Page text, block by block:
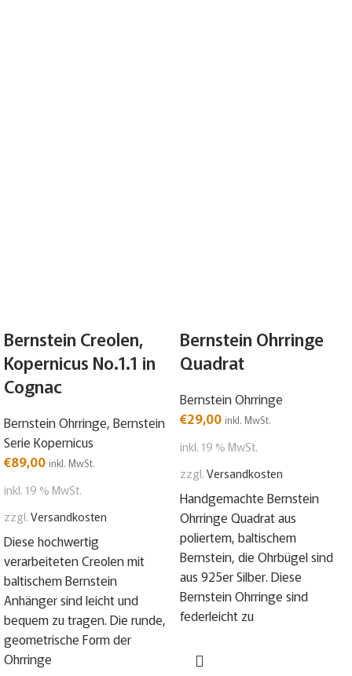
Bernstein Creolen,
Kopernicus No.1.1 in
Cognac
Bernstein Ohrringe, Bernstein
Serie Kopernicus
€89,00 inkl. MwSt.
inkl. 19 % MwSt.
zzgl.Versandkosten
Diese hochwertig
verarbeiteten Creolen mit
baltischem Bernstein
Anhänger sind leicht und
bequem zu tragen. Die runde,
geometrische Form der
Ohrringe
Bernstein Ohrringe
Quadrat
Bernstein Ohrringe
€29,00 inkl. MwSt.
inkl. 19 % MwSt.
zzgl.Versandkosten
Handgemachte Bernstein
Ohrringe Quadrat aus
poliertem, baltischem
Bernstein, die Ohrbügel sind
aus 925er Silber. Diese
Bernstein Ohrringe sind
federleicht zu